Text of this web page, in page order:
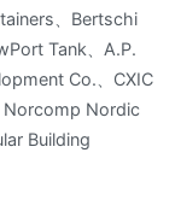
、Bertschi
Tank、A.P.
Co.、CXIC
Norcomp Nordic
Building